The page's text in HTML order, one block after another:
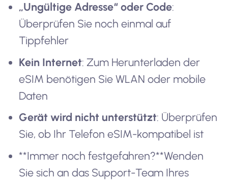
„Ungültige Adresse“ oder Code:
Überprüfen Sie noch einmal auf
Tippfehler
Kein Internet: Zum Herunterladen der
eSIM benötigen Sie WLAN oder mobile
Daten
Gerät wird nicht unterstützt: Überprüfen
Sie, ob Ihr Telefon eSIM-kompatibel ist
**Immer noch festgefahren?**Wenden
Sie sich an das Support-Team Ihres